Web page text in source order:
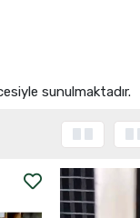
sunulmaktadır.